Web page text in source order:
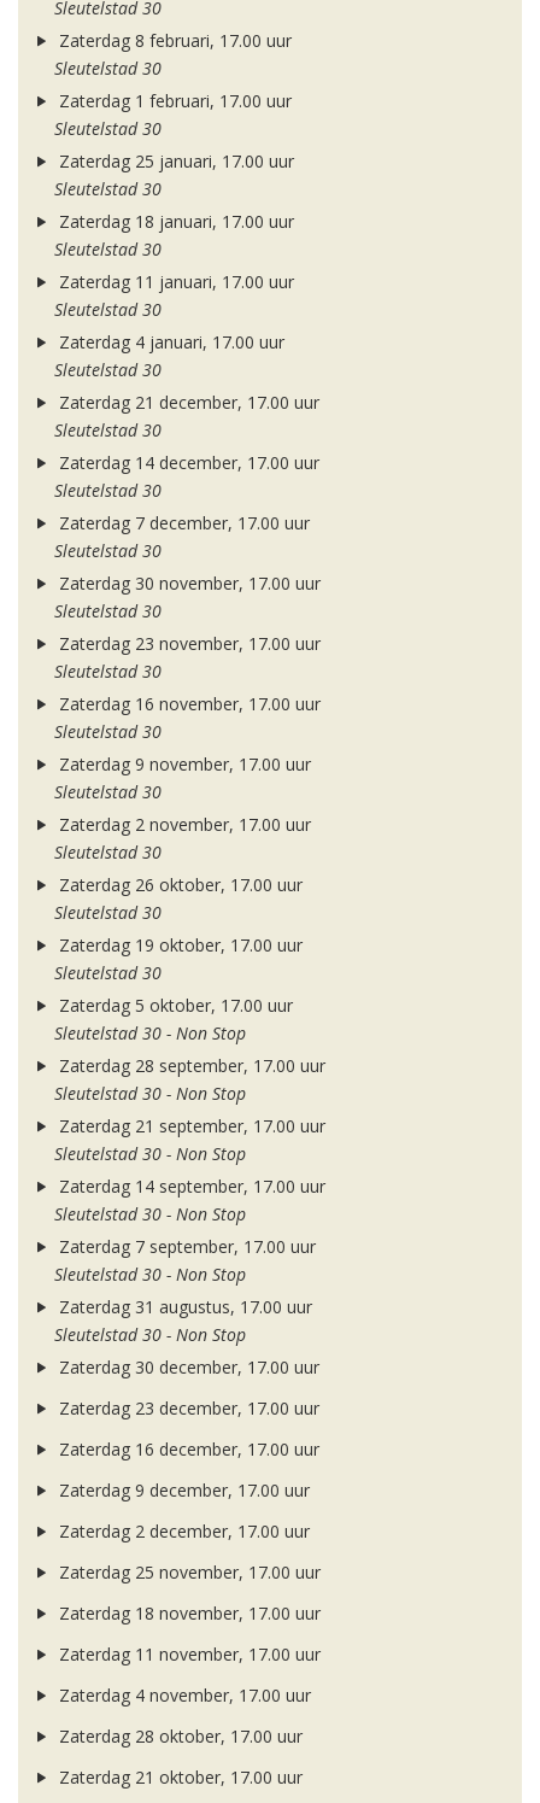
Sleutelstad 30
Zaterdag 8 februari, 17.00 uur
Sleutelstad 30
Zaterdag 1 februari, 17.00 uur
Sleutelstad 30
Zaterdag 25 januari, 17.00 uur
Sleutelstad 30
Zaterdag 18 januari, 17.00 uur
Sleutelstad 30
Zaterdag 11 januari, 17.00 uur
Sleutelstad 30
Zaterdag 4 januari, 17.00 uur
Sleutelstad 30
Zaterdag 21 december, 17.00 uur
Sleutelstad 30
Zaterdag 14 december, 17.00 uur
Sleutelstad 30
Zaterdag 7 december, 17.00 uur
Sleutelstad 30
Zaterdag 30 november, 17.00 uur
Sleutelstad 30
Zaterdag 23 november, 17.00 uur
Sleutelstad 30
Zaterdag 16 november, 17.00 uur
Sleutelstad 30
Zaterdag 9 november, 17.00 uur
Sleutelstad 30
Zaterdag 2 november, 17.00 uur
Sleutelstad 30
Zaterdag 26 oktober, 17.00 uur
Sleutelstad 30
Zaterdag 19 oktober, 17.00 uur
Sleutelstad 30
Zaterdag 5 oktober, 17.00 uur
Sleutelstad 30 - Non Stop
Zaterdag 28 september, 17.00 uur
Sleutelstad 30 - Non Stop
Zaterdag 21 september, 17.00 uur
Sleutelstad 30 - Non Stop
Zaterdag 14 september, 17.00 uur
Sleutelstad 30 - Non Stop
Zaterdag 7 september, 17.00 uur
Sleutelstad 30 - Non Stop
Zaterdag 31 augustus, 17.00 uur
Sleutelstad 30 - Non Stop
Zaterdag 30 december, 17.00 uur
Zaterdag 23 december, 17.00 uur
Zaterdag 16 december, 17.00 uur
Zaterdag 9 december, 17.00 uur
Zaterdag 2 december, 17.00 uur
Zaterdag 25 november, 17.00 uur
Zaterdag 18 november, 17.00 uur
Zaterdag 11 november, 17.00 uur
Zaterdag 4 november, 17.00 uur
Zaterdag 28 oktober, 17.00 uur
Zaterdag 21 oktober, 17.00 uur